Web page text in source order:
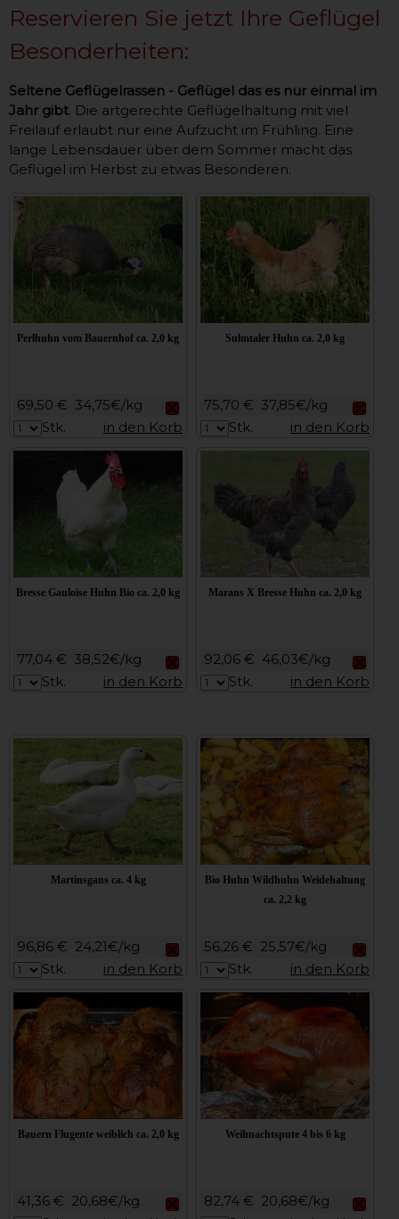
Reservieren Sie jetzt Ihre Geflügel
Besonderheiten:
Seltene Geflügelrassen - Geflügel das es nur einmal im
Jahr gibt. Die artgerechte Geflügelhaltung mit viel
Freilauf erlaubt nur eine Aufzucht im Frühling. Eine
lange Lebensdauer über dem Sommer macht das
Geflügel im Herbst zu etwas Besonderen.
Perlhuhn vom Bauernhof ca. 2,0 kg
69,50 € 34,75€/kg
Stk.
in den Korb
Sulmtaler Huhn ca. 2,0 kg
75,70 € 37,85€/kg
Stk.
in den Korb
Bresse Gauloise Huhn Bio ca. 2,0 kg
77,04 € 38,52€/kg
Stk.
in den Korb
Marans X Bresse Huhn ca. 2,0 kg
92,06 € 46,03€/kg
Stk.
in den Korb
Martinsgans ca. 4 kg
96,86 € 24,21€/kg
Stk.
in den Korb
Bio Huhn Wildhuhn Weidehaltung
ca. 2,2 kg
56,26 € 25,57€/kg
Stk.
in den Korb
Bauern Flugente weiblich ca. 2,0 kg
41,36 € 20,68€/kg
Weihnachtspute 4 bis 6 kg
82,74 € 20,68€/kg